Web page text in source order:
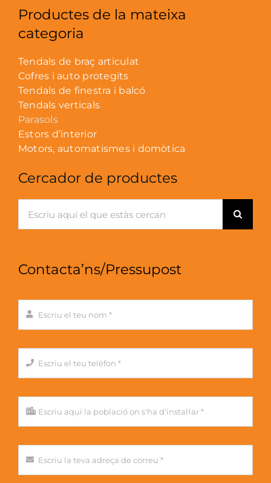
Productes de la mateixa
categoria
Tendals de braç articulat
Cofres i auto protegits
Tendals de finestra i balcó
Tendals verticals
Parasols
Estors d’interior
Motors, automatismes i domòtica
Cercador de productes
for:
Contacta’ns/Pressupost